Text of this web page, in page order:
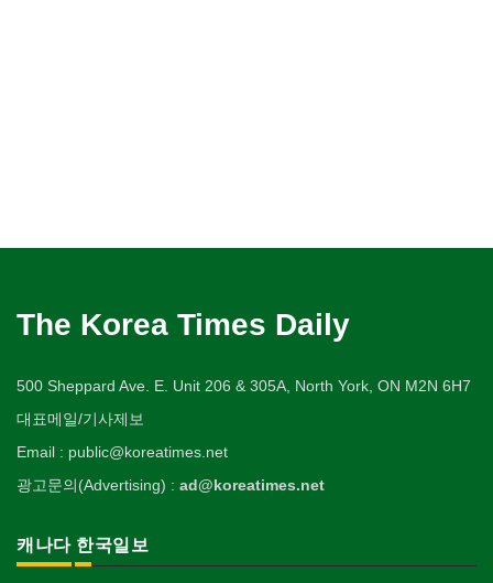
The Korea Times Daily
500 Sheppard Ave. E. Unit 206 & 305A, North York, ON M2N 6H7
대표메일/기사제보
Email : public@koreatimes.net
광고문의(Advertising) : ad@koreatimes.net
캐나다 한국일보